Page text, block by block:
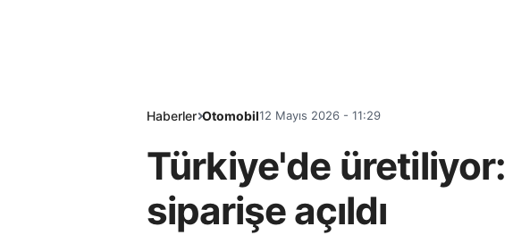
Haberler Otomobil12 Mayıs 2026 - 11:29
Türkiye'de üretiliyor:
siparişe açıldı